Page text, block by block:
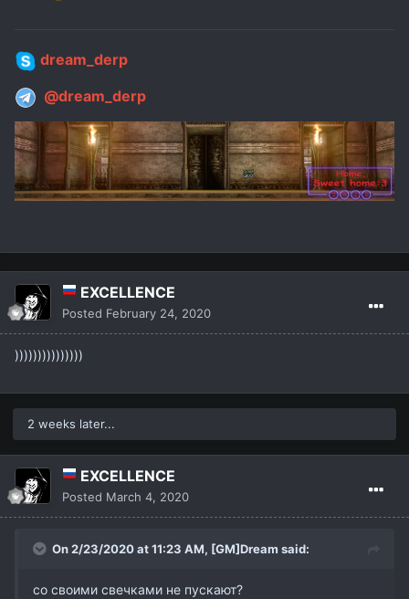
dream_derp
@dream_derp
EXCELLENCE
Posted February 24, 2020
)))))))))))))))
2 weeks later...
EXCELLENCE
Posted March 4, 2020
On 2/23/2020 at 11:23 AM, [GM]Dream said:
со своими свечками не пускают?